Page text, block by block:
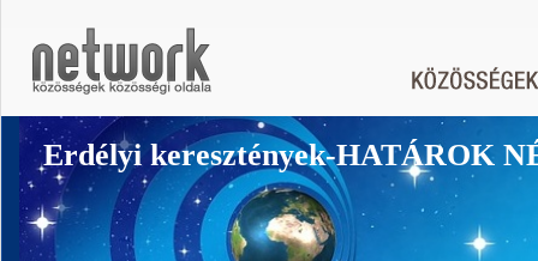
Erdélyi keresztények-HATÁROK